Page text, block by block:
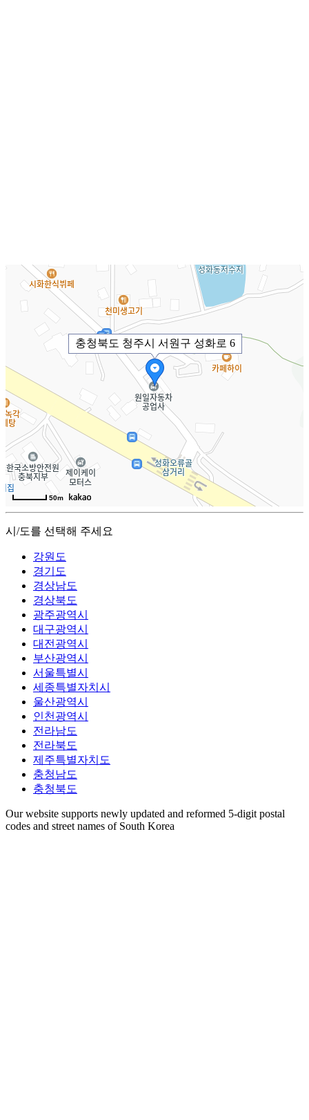
충청북도 청주시 서원구 성화로 6
50m
시/도를 선택해 주세요
강원도
경기도
경상남도
경상북도
광주광역시
대구광역시
대전광역시
부산광역시
서울특별시
세종특별자치시
울산광역시
인천광역시
전라남도
전라북도
제주특별자치도
충청남도
충청북도
Our website supports newly updated and reformed 5-digit postal
codes and street names of South Korea